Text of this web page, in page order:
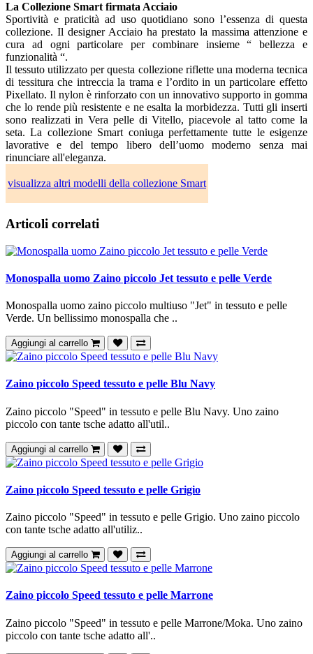
La Collezione Smart firmata Acciaio
Sportività e praticità ad uso quotidiano sono l’essenza di questa
collezione. Il designer Acciaio ha prestato la massima attenzione e
cura ad ogni particolare per combinare insieme “ bellezza e
funzionalità “.
Il tessuto utilizzato per questa collezione riflette una moderna tecnica
di tessitura che intreccia la trama e l’ordito in un particolare effetto
Pixellato. Il nylon è rinforzato con un innovativo supporto in gomma
che lo rende più resistente e ne esalta la morbidezza. Tutti gli inserti
sono realizzati in Vera pelle di Vitello, piacevole al tatto come la
seta. La collezione Smart coniuga perfettamente tutte le esigenze
lavorative e del tempo libero dell’uomo moderno senza mai
rinunciare all'eleganza.
visualizza altri modelli della collezione Smart
Articoli correlati
Monospalla uomo Zaino piccolo Jet tessuto e pelle Verde
Monospalla uomo zaino piccolo multiuso "Jet" in tessuto e pelle
Verde. Un bellissimo monospalla che ..
Aggiungi al carrello
Zaino piccolo Speed tessuto e pelle Blu Navy
Zaino piccolo "Speed" in tessuto e pelle Blu Navy. Uno zaino
piccolo con tante tsche adatto all'util..
Aggiungi al carrello
Zaino piccolo Speed tessuto e pelle Grigio
Zaino piccolo "Speed" in tessuto e pelle Grigio. Uno zaino piccolo
con tante tsche adatto all'utiliz..
Aggiungi al carrello
Zaino piccolo Speed tessuto e pelle Marrone
Zaino piccolo "Speed" in tessuto e pelle Marrone/Moka. Uno zaino
piccolo con tante tsche adatto all'..